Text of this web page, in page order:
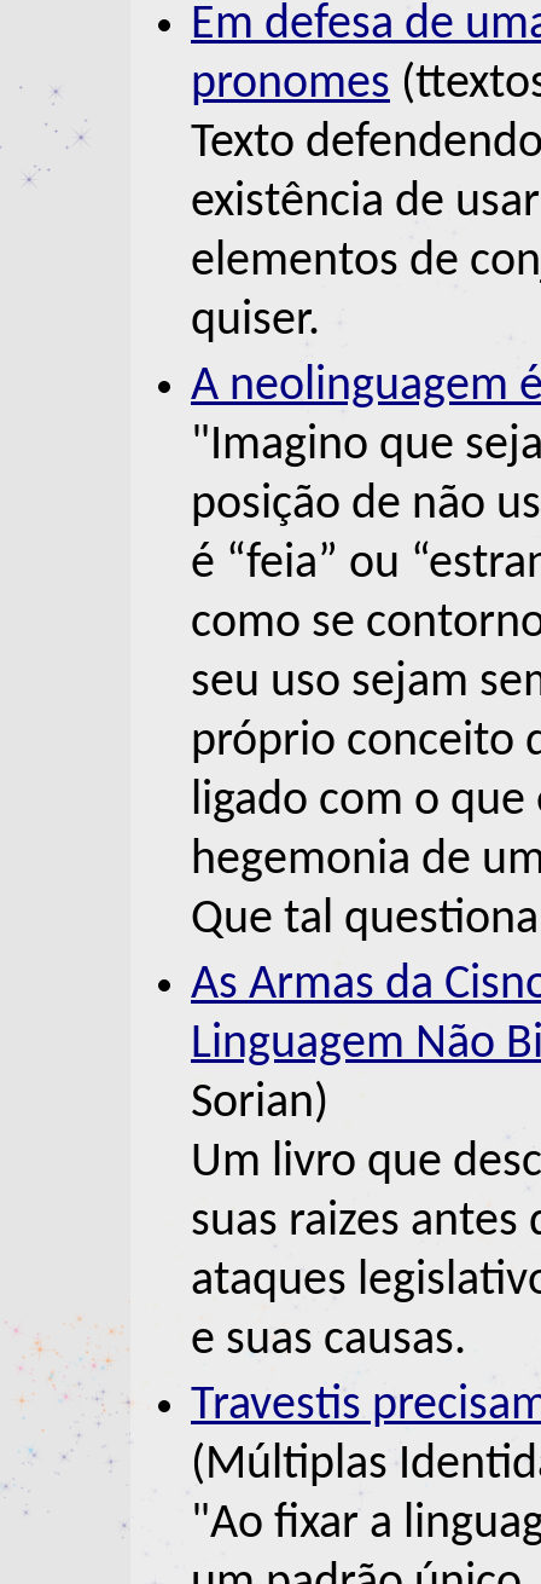
Em defesa de
pronomes
Texto
existência de
elementos de
quiser.
A neolinguagem
"Imagino que
posição de não
é “feia” ou
como se
seu uso sejam
próprio conceito
ligado com o
hegemonia de
Que tal
As Armas da
Linguagem Não
Sorian)
Um livro que
suas raizes
ataques
e suas causas.
Travestis
(Múltiplas
"Ao fixar a